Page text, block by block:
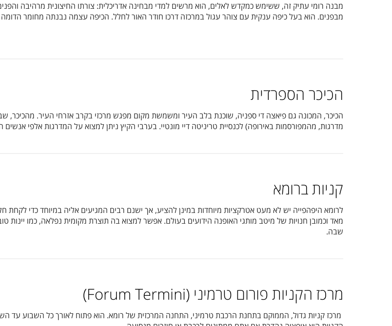
מבנה רומי עתיק זה, ששימש כמקדש לאלים, הוא מרשים למדי מבחינה אדריכלית: צורתו החיצונית מרהיבה
מבפנים. הוא בעל כיפה ענקית עם צוהר עגול במרכזה דרכו חודר האור לחלל. הכיפה עצמה נבנתה מחומר
הכיכר הספרדית
מדרגות, מהמפורסמות באירופה) לכנסיית טריניטה דיי מונטיי. בערבי הקיץ ניתן למצוא על המדרגות אלפי
קניות ברומא
לרומא היפהפייה יש לא מעט אטרקציות מיוחדות במינן להציע, אך ישנם רבים המגיעים אליה במיוחד כדי לקחת
מאד וכמובן חנויות של מיטב מותגי האופנה הידועים בעולם. אפשר למצוא בה תוצרת מקומית נפלאה, כמו יינות
שבה.
מרכז הקניות פורום טרמיני (Forum Termini)